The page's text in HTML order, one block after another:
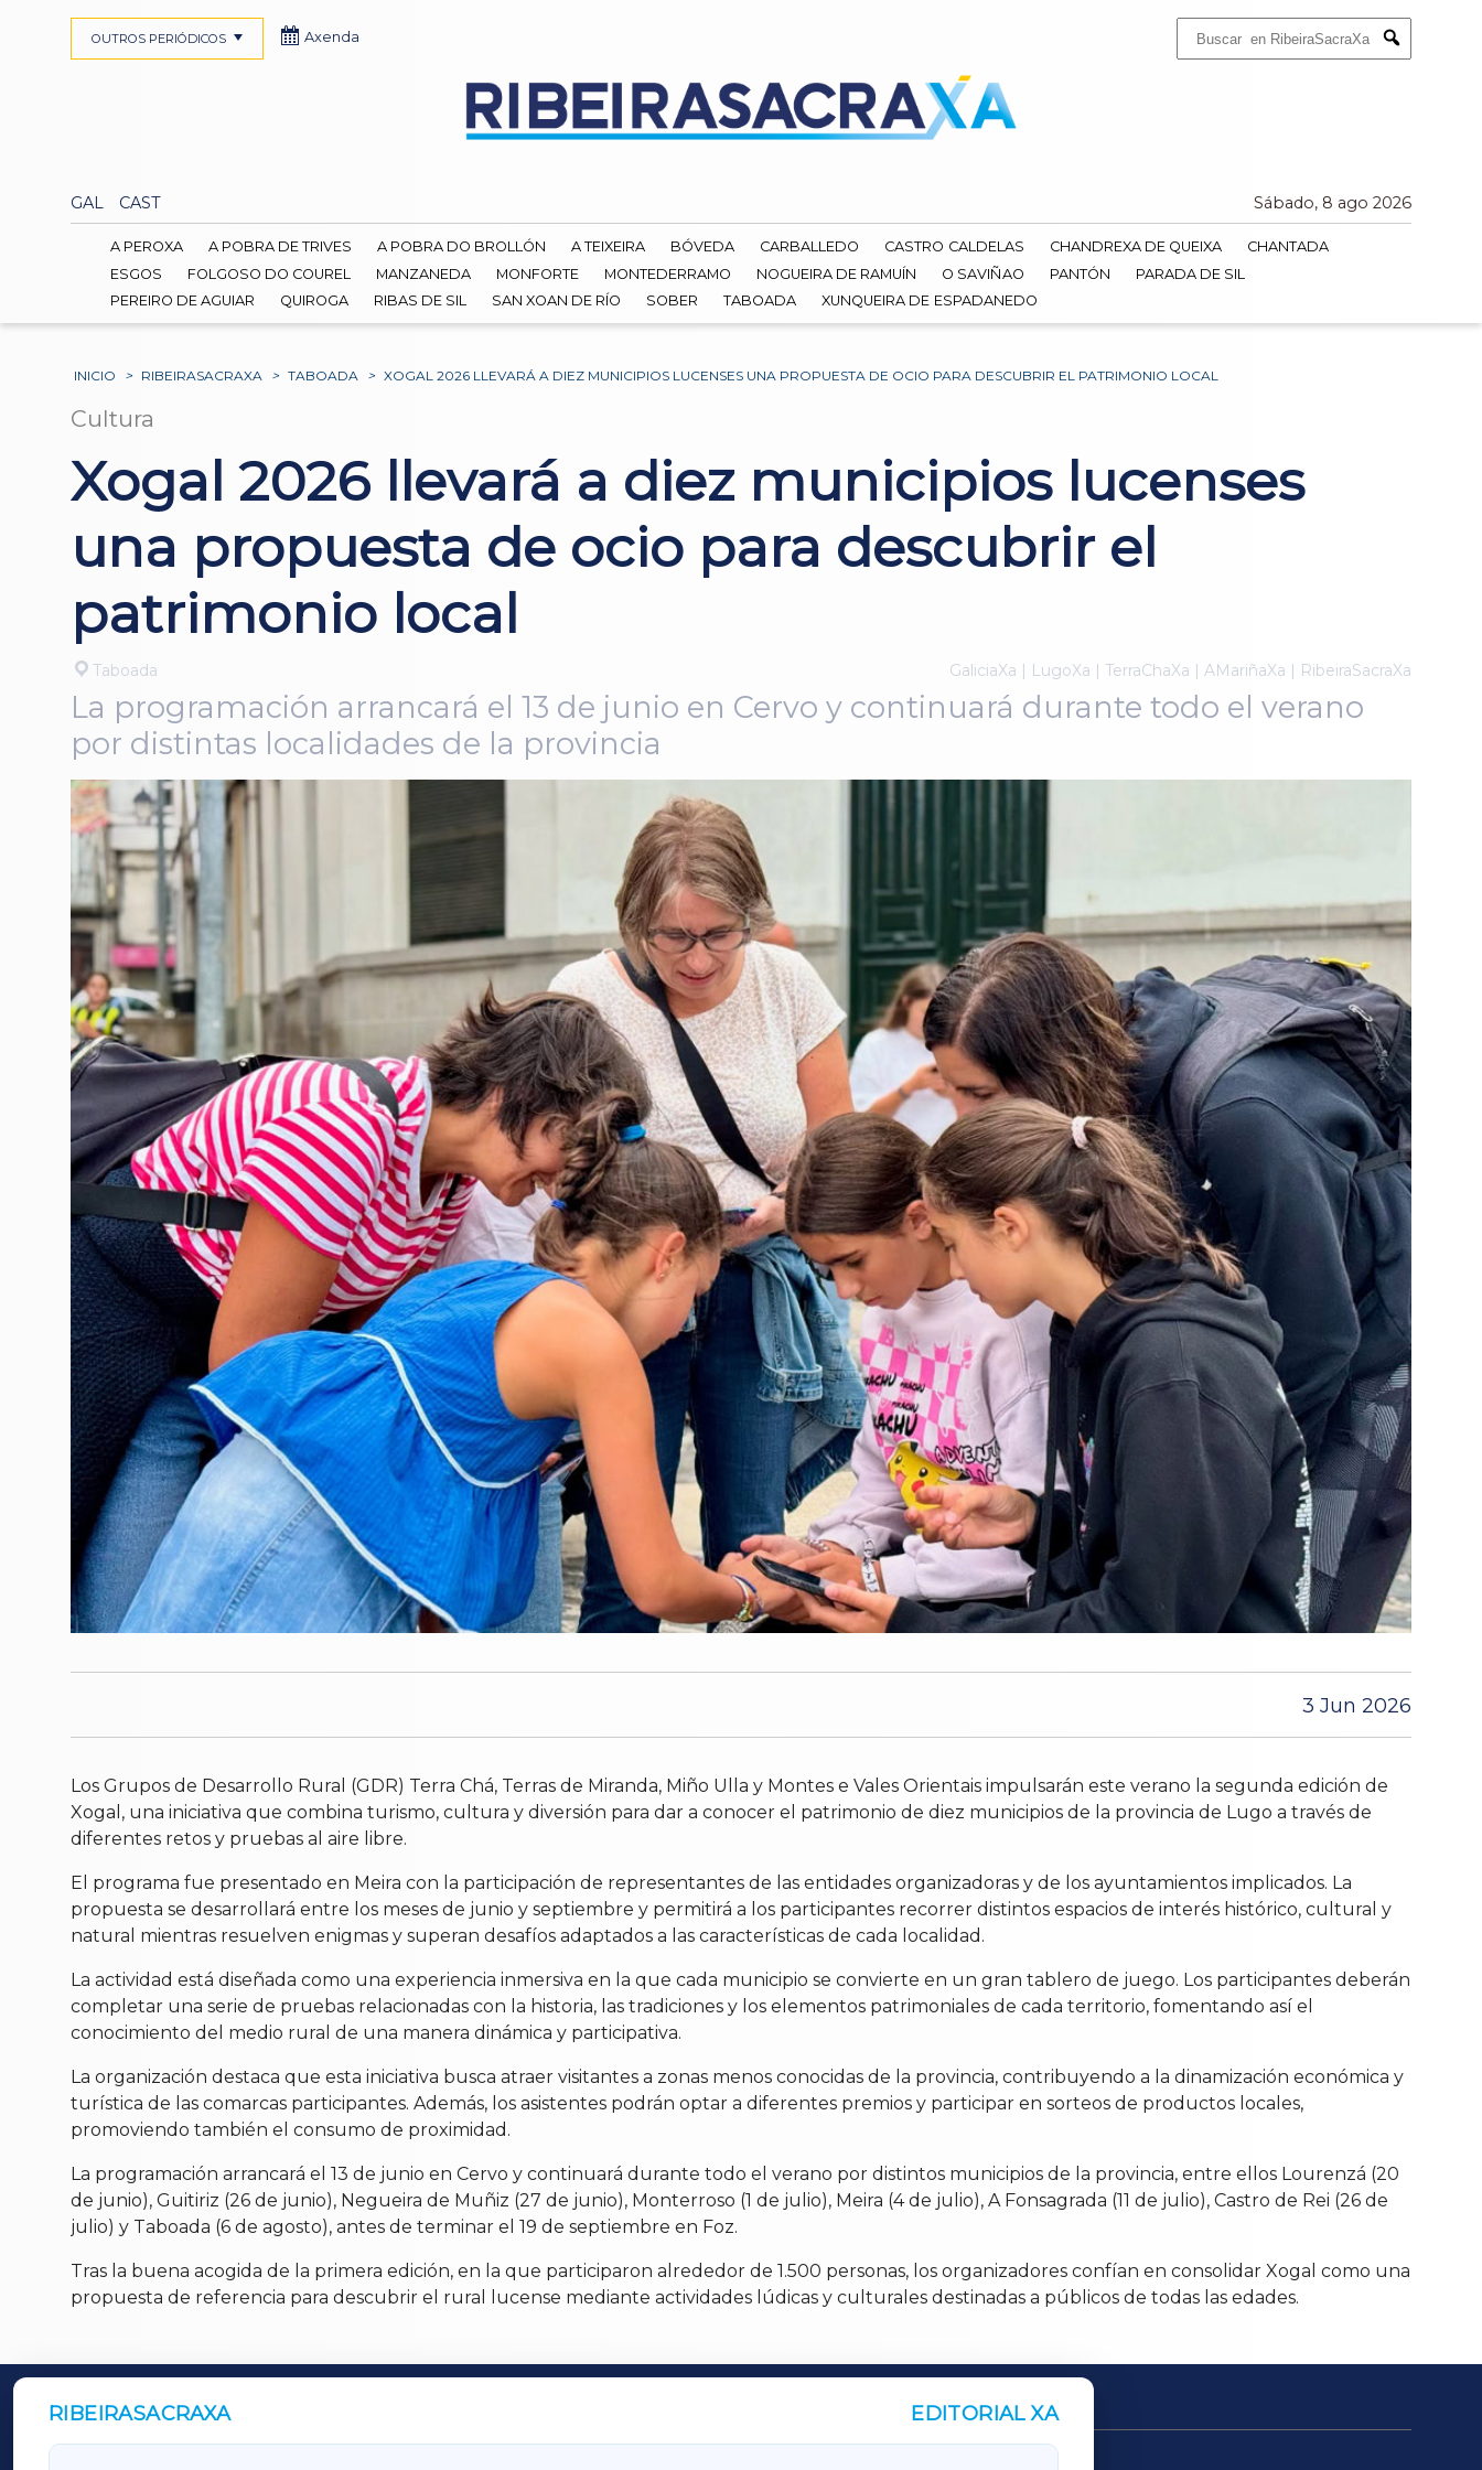
Submit
GAL CAST Sábado, 8 ago 2026
OUTROS PERIÓDICOS Axenda
A PEROXA A POBRA DE TRIVES A POBRA DO BROLLÓN A TEIXEIRA BÓVEDA CARBALLEDO CASTRO CALDELAS CHANDREXA DE QUEIXA
CHANTADA
ESGOS
FOLGOSO DO COUREL MANZANEDA MONFORTE MONTEDERRAMO NOGUEIRA DE RAMUÍN O SAVIÑAO PANTÓN
PARADA DE SIL
PEREIRO DE AGUIAR
QUIROGA RIBAS DE SIL SAN XOAN DE RÍO SOBER TABOADA XUNQUEIRA DE ESPADANEDO
INICIO > RIBEIRASACRAXA > TABOADA > XOGAL 2026 LLEVARÁ A DIEZ MUNICIPIOS LUCENSES UNA PROPUESTA DE OCIO PARA DESCUBRIR EL PATRIMONIO LOCAL
Cultura
Xogal 2026 llevará a diez municipios lucenses
una propuesta de ocio para descubrir el
patrimonio local
Taboada GaliciaXa | LugoXa | TerraChaXa | AMariñaXa | RibeiraSacraXa
La programación arrancará el 13 de junio en Cervo y continuará durante todo el verano
por distintas localidades de la provincia
3 Jun 2026
Los Grupos de Desarrollo Rural (GDR) Terra Chá, Terras de Miranda, Miño Ulla y Montes e Vales Orientais impulsarán este verano la segunda edición de
Xogal, una iniciativa que combina turismo, cultura y diversión para dar a conocer el patrimonio de diez municipios de la provincia de Lugo a través de
diferentes retos y pruebas al aire libre.
El programa fue presentado en Meira con la participación de representantes de las entidades organizadoras y de los ayuntamientos implicados. La
propuesta se desarrollará entre los meses de junio y septiembre y permitirá a los participantes recorrer distintos espacios de interés histórico, cultural y
natural mientras resuelven enigmas y superan desafíos adaptados a las características de cada localidad.
La actividad está diseñada como una experiencia inmersiva en la que cada municipio se convierte en un gran tablero de juego. Los participantes deberán
completar una serie de pruebas relacionadas con la historia, las tradiciones y los elementos patrimoniales de cada territorio, fomentando así el
conocimiento del medio rural de una manera dinámica y participativa.
La organización destaca que esta iniciativa busca atraer visitantes a zonas menos conocidas de la provincia, contribuyendo a la dinamización económica y
turística de las comarcas participantes. Además, los asistentes podrán optar a diferentes premios y participar en sorteos de productos locales,
promoviendo también el consumo de proximidad.
La programación arrancará el 13 de junio en Cervo y continuará durante todo el verano por distintos municipios de la provincia, entre ellos Lourenzá (20
de junio), Guitiriz (26 de junio), Negueira de Muñiz (27 de junio), Monterroso (1 de julio), Meira (4 de julio), A Fonsagrada (11 de julio), Castro de Rei (26 de
julio) y Taboada (6 de agosto), antes de terminar el 19 de septiembre en Foz.
Tras la buena acogida de la primera edición, en la que participaron alrededor de 1.500 personas, los organizadores confían en consolidar Xogal como una
propuesta de referencia para descubrir el rural lucense mediante actividades lúdicas y culturales destinadas a públicos de todas las edades.
RIBEIRASACRAXA EDITORIAL XA
OUTROS PERIÓDICOS